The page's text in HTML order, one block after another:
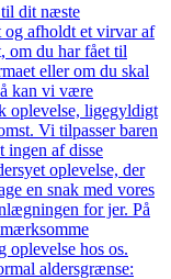
dit næste
og afholdt et virvar af
om du har fået til
eller om du skal
kan vi være
oplevelse, ligegyldigt
Vi tilpasser baren
ingen af disse
oplevelse, der
en snak med vores
for jer. På
oplevelse hos os.
aldersgrænse: